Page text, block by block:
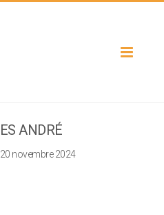
Toggle
ANDRÉ
20 novembre 2024